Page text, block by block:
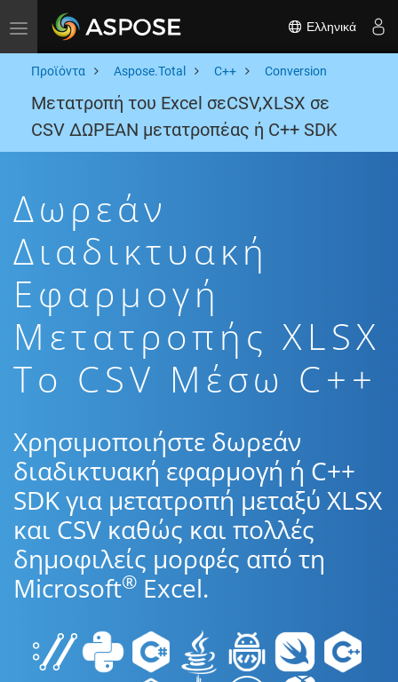
Toggle navigation Ελληνικά
Προϊόντα Aspose.Total C++ Conversion
Μετατροπή του Excel σεCSV,XLSX σε
CSV ΔΩΡΕΑΝ μετατροπέας ή C++ SDK
Δωρεάν
Διαδικτυακή
Εφαρμογή
Μετατροπής XLSX
To CSV Μέσω C++
Χρησιμοποιήστε δωρεάν
διαδικτυακή εφαρμογή ή C++
SDK για μετατροπή μεταξύ XLSX
και CSV καθώς και πολλές
δημοφιλείς μορφές από τη
Microsoft® Excel.